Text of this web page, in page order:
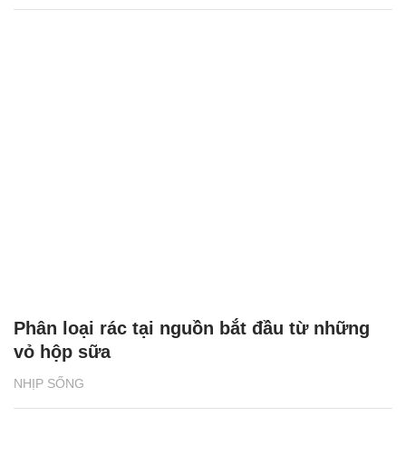
NHỊP SỐNG
Phân loại rác tại nguồn bắt đầu từ những
vỏ hộp sữa